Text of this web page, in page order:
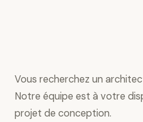
Vous recherchez un
Notre équipe est à votre
projet de conception.